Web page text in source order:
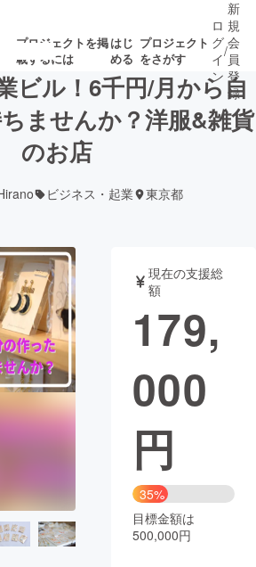
プロジェクトを掲
載するには
はじ
める
プロジェクト
をさがす
目の新着プロ 募集終了が近いプ
ー・ガジェット
書籍・雑誌
起業 チャレンジ
Good
CAMPFIRE Creation
さと納税machi-ya コミュニティ
ロ
グ
イ
ン
/
新
規
会
員
登
録
ビル！6千円/月から自
ませんか？洋服&雑貨
のお店
ビジネス・起業 東京都
現在の支援総
額
179,
000
円
35%
目標金額は
500,000円